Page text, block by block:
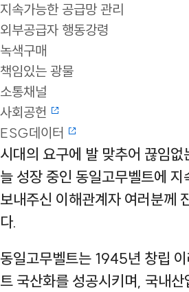
지속가능한 공급망 관리
외부공급자 행동강령
녹색구매
책임있는 광물
소통채널
사회공헌
ESG데이터
시대의 요구에 발 맞추어 끊임
늘 성장 중인 동일고무벨트에
보내주신 이해관계자 여러분께
다.
동일고무벨트는 1945년 창립
트 국산화를 성공시키며, 국내산